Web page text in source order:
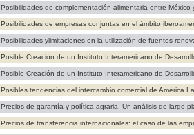
Posibilidades de complementación alimentaria entre México
Posibilidades de empresas conjuntas en el ámbito
Posibilidades ylimitaciones en la utilización de fuentes
Posible Creación de un Instituto Interamericano de
Posible Creación de un Instituto Interamericano de
Posibles tendencias del intercambio comercial de América
Precios de garantía y política agraria. Un análisis de largo
Precios de transferencia internacionales: el caso de las